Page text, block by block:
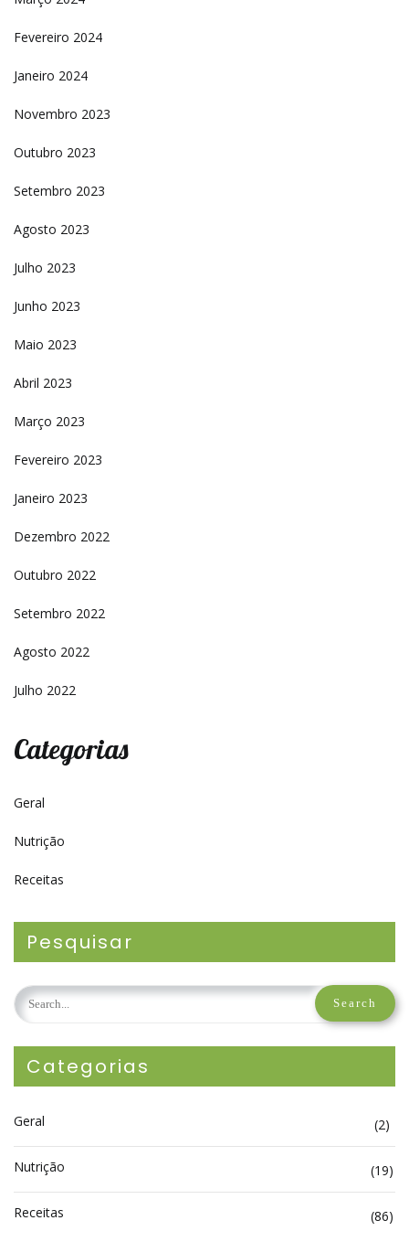
Fevereiro 2024
Janeiro 2024
Novembro 2023
Outubro 2023
Setembro 2023
Agosto 2023
Julho 2023
Junho 2023
Maio 2023
Abril 2023
Março 2023
Fevereiro 2023
Janeiro 2023
Dezembro 2022
Outubro 2022
Setembro 2022
Agosto 2022
Julho 2022
Categorias
Geral
Nutrição
Receitas
Pesquisar
Categorias
Geral (2)
Nutrição (19)
Receitas (86)